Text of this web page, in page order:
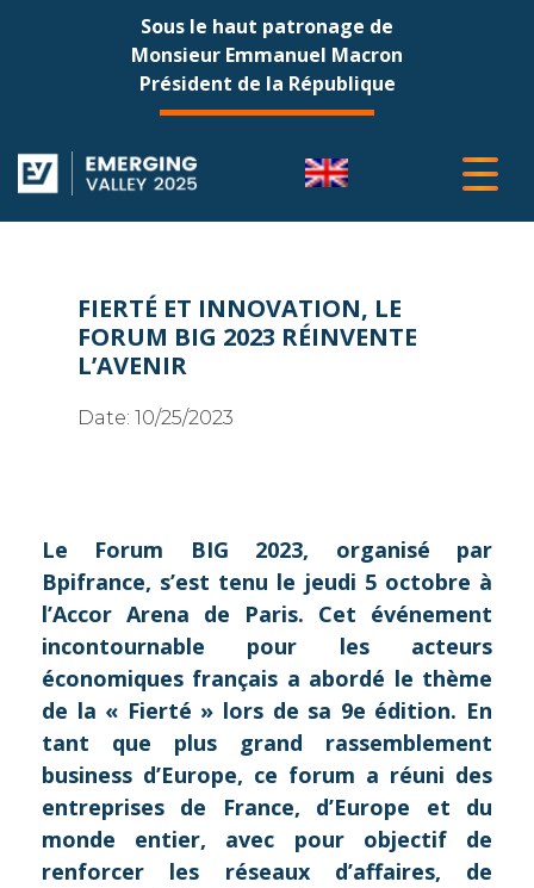
Sous le haut patronage de
Monsieur Emmanuel Macron
Président de la République
FIERTÉ ET INNOVATION, LE
FORUM BIG 2023 RÉINVENTE
L’AVENIR
Date: 10/25/2023
Le Forum BIG 2023, organisé par
Bpifrance, s’est tenu le jeudi 5 octobre à
l’Accor Arena de Paris. Cet événement
incontournable pour les acteurs
économiques français a abordé le thème
de la « Fierté » lors de sa 9e édition. En
tant que plus grand rassemblement
business d’Europe, ce forum a réuni des
entreprises de France, d’Europe et du
monde entier, avec pour objectif de
renforcer les réseaux d’affaires, de